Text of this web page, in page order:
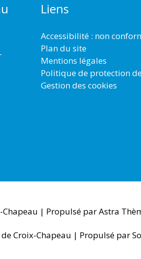
Liens
Accessibilité : non
Plan du site
Mentions légales
Politique de protection
Gestion des cookies
| Propulsé parAstra
Croix-Chapeau | Propulsé par